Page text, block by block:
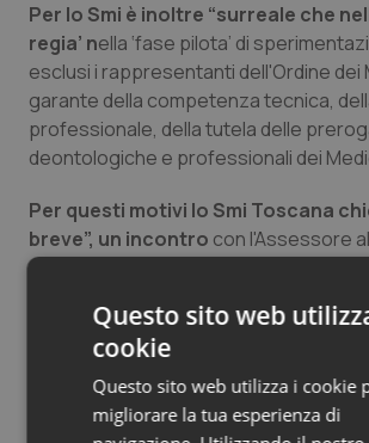
Tiroide
Tumore al seno
Tumori del Polmone & Testa
Tumori gastrointestinali
Vaccini
Per lo Smi è inoltre “surreale che
regia’ nella ‘fase pilota’ di
esclusi i rappresentanti dell'Ordine dei
garante della competenza tecnica,
professionale, della tutela delle
deontologiche e professionali dei
Per questi motivi lo Smi Toscana
breve”, un incontro con l'Assessore
Stefania Saccardi
istituzionali regionali, il Sindacato
mettere in atto tutte le iniziative
mediatiche al fine unico di fare
implicazioni e le criticità di questo
Questo sito web
cookie
Questo sito web utilizza i cookie
migliorare la tua esperienza di